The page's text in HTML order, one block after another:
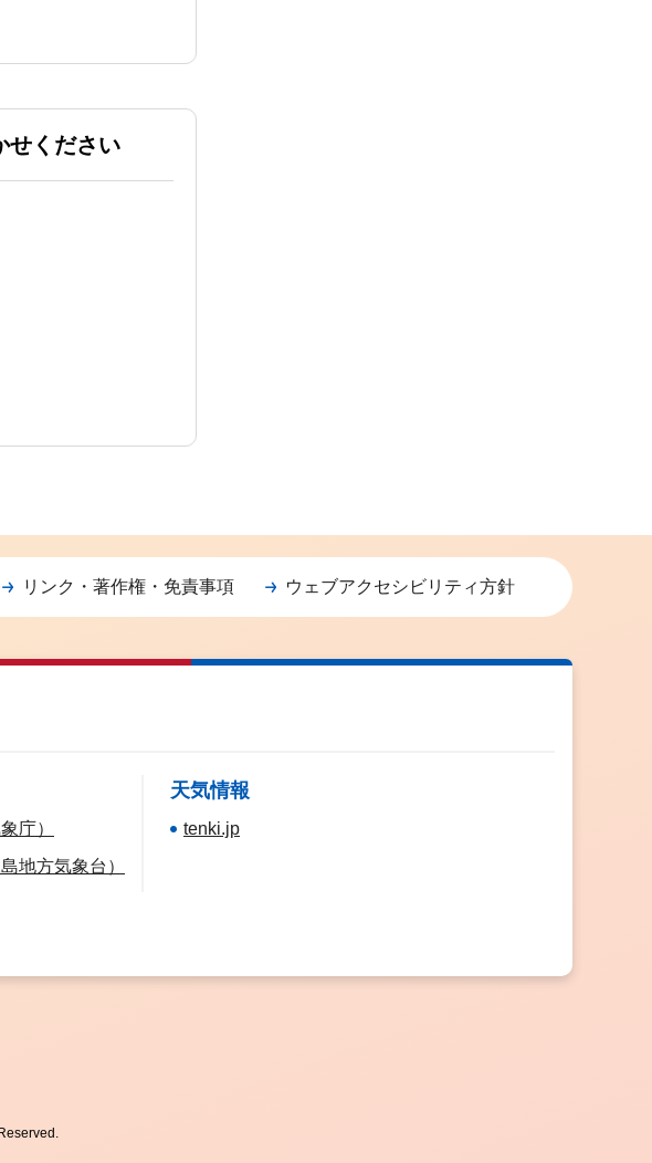
せください
リンク・著作権・免責事項 ウェブアクセシビリティ方針
庁）
地方気象台）
天気情報
tenki.jp